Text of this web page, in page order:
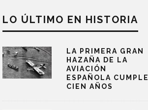
LO ÚLTIMO EN HISTORIA
LA PRIMERA GRAN
HAZAÑA DE LA
AVIACIÓN
ESPAÑOLA CUMPLE
CIEN AÑOS